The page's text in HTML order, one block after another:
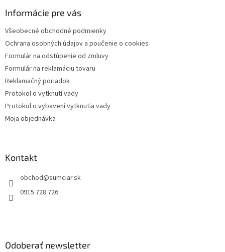
Informácie pre vás
Všeobecné obchodné podmienky
Ochrana osobných údajov a poučenie o cookies
Formulár na odstúpenie od zmluvy
Formulár na reklamáciu tovaru
Reklamačný poriadok
Protokol o vytknutí vady
Protokol o vybavení vytknutia vady
Moja objednávka
Kontakt
obchod@sumciar.sk
0915 728 726
Odoberať newsletter